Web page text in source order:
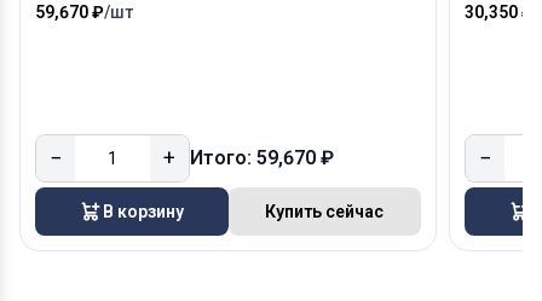
59,670 ₽/шт
− + Итого: 59,670 ₽
В корзину Купить сейчас
30,350 ₽
−